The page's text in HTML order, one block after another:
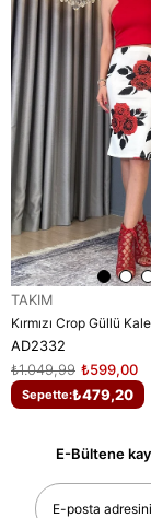
TAKIM
Kırmızı Crop Güllü
AD2332
₺599,00
₺1.049,99
Sepette:₺479,20
E-Bültene